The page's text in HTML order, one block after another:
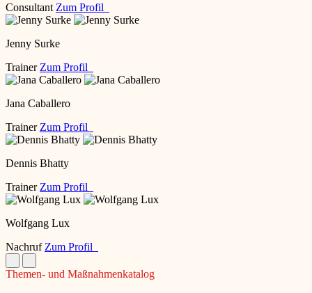
Consultant Zum Profil
Jenny Surke
Trainer Zum Profil
Jana Caballero
Trainer Zum Profil
Dennis Bhatty
Trainer Zum Profil
Wolfgang Lux
Nachruf Zum Profil
Themen- und Maßnahmenkatalog